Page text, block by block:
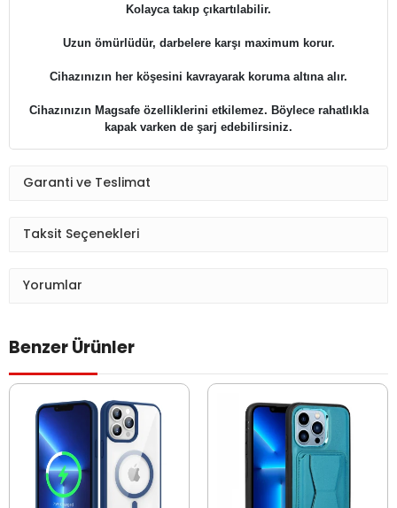
Kolayca takıp çıkartılabilir.
Uzun ömürlüdür, darbelere karşı maximum korur.
​​​​​​​Cihazınızın her köşesini kavrayarak koruma altına alır.
Cihazınızın Magsafe özelliklerini etkilemez. Böylece rahatlıkla
kapak varken de şarj edebilirsiniz.
Garanti ve Teslimat
Taksit Seçenekleri
Yorumlar
Benzer Ürünler